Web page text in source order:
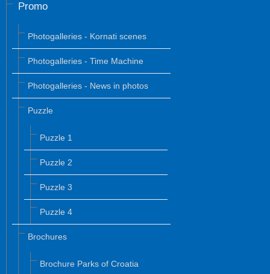
Promo
Photogalleries - Kornati scenes
Photogalleries - Time Machine
Photogalleries - News in photos
Puzzle
Puzzle 1
Puzzle 2
Puzzle 3
Puzzle 4
Brochures
Brochure Parks of Croatia